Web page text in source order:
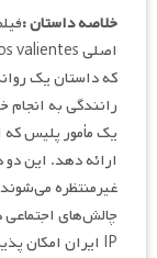
خلاصه داستان :
که داستان یک
رانندگی به
یک مأمور پلیس
ارائه دهد. این
غیرمنتظره
چالش‌های اجتماعی
IP ایران امکان پذیر هست